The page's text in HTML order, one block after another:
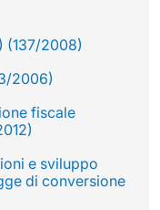
(137/2008)
2006)
fiscale
e sviluppo
di conversione